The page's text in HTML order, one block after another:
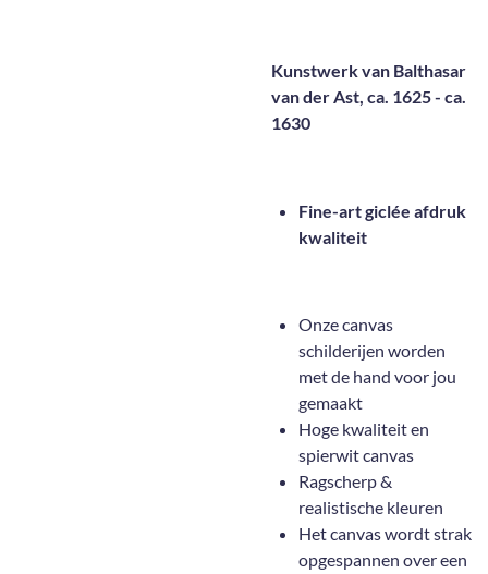
Kunstwerk van Balthasar
van der Ast, ca. 1625 - ca.
1630
Fine-art giclée afdruk
kwaliteit
Onze canvas
schilderijen worden
met de hand voor jou
gemaakt
Hoge kwaliteit en
spierwit canvas
Ragscherp &
realistische kleuren
Het canvas wordt strak
opgespannen over een